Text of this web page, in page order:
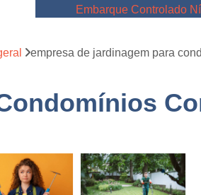
Embarque Controlado
Embarque Controlado
Empresa de
Empresa de Portaria São
Empresa de
empresa de jardinagem para